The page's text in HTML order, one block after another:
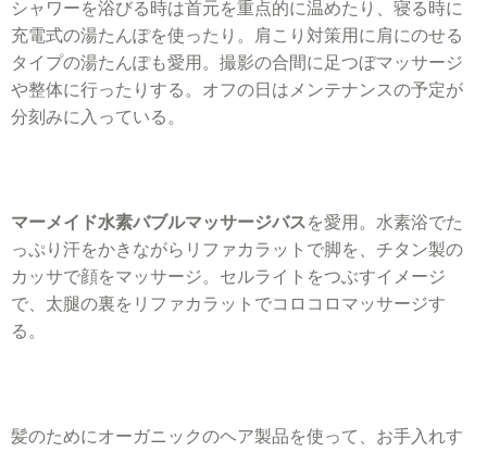
シャワーを浴びる時は首元を重点的に温めたり、寝る時に
充電式の湯たんぽを使ったり。肩こり対策用に肩にのせる
タイプの湯たんぽも愛用。撮影の合間に足つぼマッサージ
や整体に行ったりする。オフの日はメンテナンスの予定が
分刻みに入っている。
マーメイド水素バブルマッサージバス を愛用。水素浴でた
っぷり汗をかきながらリファカラットで脚を、チタン製の
カッサで顔をマッサージ。セルライトをつぶすイメージ
で、太腿の裏をリファカラットでコロコロマッサージす
る。
髪のためにオーガニックのヘア製品を使って、お手入れす